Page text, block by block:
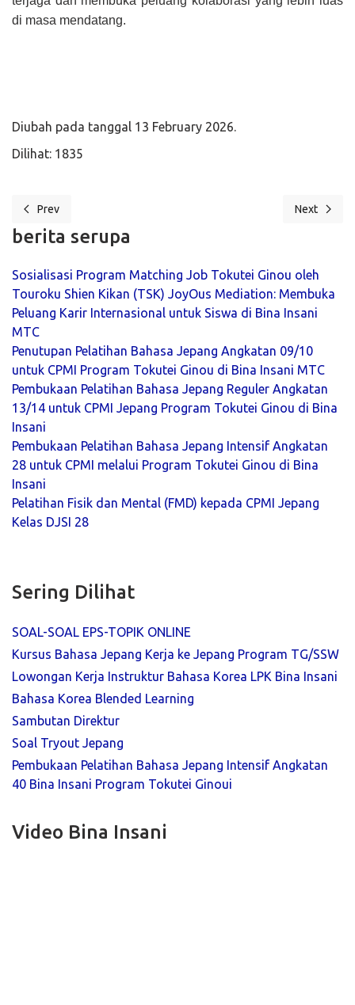
di masa mendatang.
Diubah pada tanggal 13 February 2026.
Dilihat: 1835
Previous article: Langkah Nyata dari Magelang ke Jepang: AO
Prev Next article:
Next
berita serupa
Sosialisasi Program Matching Job Tokutei Ginou oleh
Touroku Shien Kikan (TSK) JoyOus Mediation: Membuka
Peluang Karir Internasional untuk Siswa di Bina Insani
MTC
Penutupan Pelatihan Bahasa Jepang Angkatan 09/10
untuk CPMI Program Tokutei Ginou di Bina Insani MTC
Pembukaan Pelatihan Bahasa Jepang Reguler Angkatan
13/14 untuk CPMI Jepang Program Tokutei Ginou di Bina
Insani
Pembukaan Pelatihan Bahasa Jepang Intensif Angkatan
28 untuk CPMI melalui Program Tokutei Ginou di Bina
Insani
Pelatihan Fisik dan Mental (FMD) kepada CPMI Jepang
Kelas DJSI 28
Sering Dilihat
SOAL-SOAL EPS-TOPIK ONLINE
Kursus Bahasa Jepang Kerja ke Jepang Program TG/SSW
Lowongan Kerja Instruktur Bahasa Korea LPK Bina Insani
Bahasa Korea Blended Learning
Sambutan Direktur
Soal Tryout Jepang
Pembukaan Pelatihan Bahasa Jepang Intensif Angkatan
40 Bina Insani Program Tokutei Ginoui
Video Bina Insani